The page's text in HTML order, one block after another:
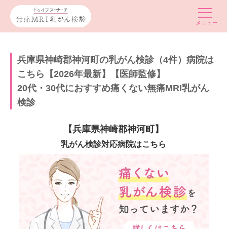
兵庫県神崎郡神河町の乳がん検診（4件）病院は
こちら【2026年最新】【医師監修】
20代・30代におすすめ痛くない無痛MRI乳がん
検診
【兵庫県神崎郡神河町】
乳がん検診対応病院はこちら